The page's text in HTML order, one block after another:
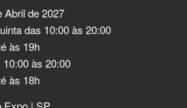
Abril de 2027
das 10:00 às 20:00
às 19h
às 20:00
às 18h